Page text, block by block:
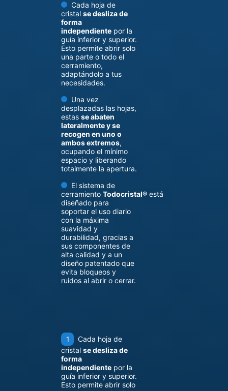
Cada hoja de
cristal se desliza de
forma
independiente por la
guía inferior y superior.
Esto permite abrir solo
una parte o todo el
cerramiento,
adaptándolo a tus
necesidades.
Una vez
desplazadas las hojas,
estas se abaten
lateralmente y se
recogen en uno o
ambos extremos,
ocupando el mínimo
espacio y liberando
totalmente la apertura.
El sistema de
cerramiento Todocristal® está
diseñado para
soportar el uso diario
con la máxima
suavidad y
durabilidad, gracias a
sus componentes de
alta calidad y a un
diseño patentado que
evita bloqueos y
ruidos al abrir o cerrar.
Cada hoja de
cristal se desliza de
forma
independiente por la
guía inferior y superior.
Esto permite abrir solo